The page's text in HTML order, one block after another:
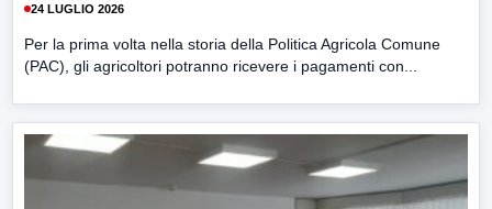
24 LUGLIO 2026
Per la prima volta nella storia della Politica Agricola Comune
(PAC), gli agricoltori potranno ricevere i pagamenti con...